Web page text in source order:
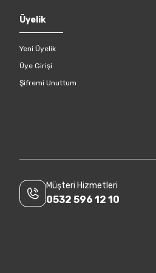
Üyelik
Yeni Üyelik
Üye Girişi
Şifremi Unuttum
Müşteri Hizmetleri
0532 596 12 10